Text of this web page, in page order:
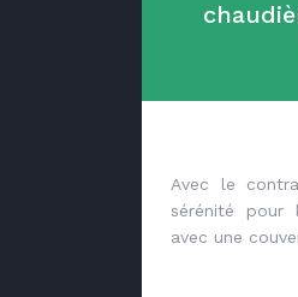
Avec le
sérénité pour
avec une